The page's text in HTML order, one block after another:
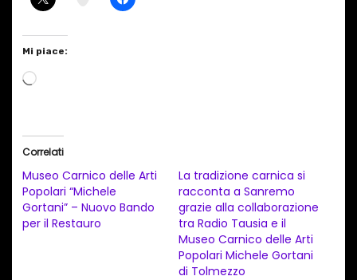
Mi piace:
C
a
m
e
Correlati
Museo Carnico delle Arti
Popolari “Michele
Gortani” – Nuovo Bando
per il Restauro
La tradizione carnica si
racconta a Sanremo
grazie alla collaborazione
tra Radio Tausia e il
Museo Carnico delle Arti
Popolari Michele Gortani
di Tolmezzo